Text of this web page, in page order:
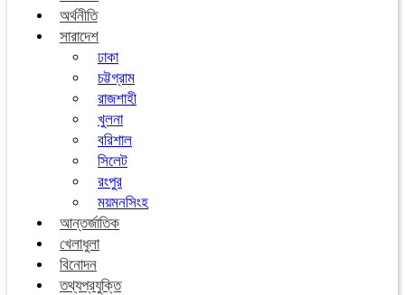
অর্থনীতি
সারাদেশ
ঢাকা
চট্টগ্রাম
রাজশাহী
খুলনা
বরিশাল
সিলেট
রংপুর
ময়মনসিংহ
আন্তর্জাতিক
খেলাধুলা
বিনোদন
তথ্যপ্রযুক্তি